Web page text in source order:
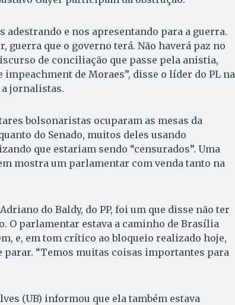
adestrando e nos apresentando para a guerra.
guerra que o governo terá. Não haverá paz no
de conciliação que passe pela anistia,
de Moraes”, disse o líder do PL na
a jornalistas.
bolsonaristas ocuparam as mesas da
do Senado, muitos deles usando
que estariam sendo “censurados”. Uma
mostra um parlamentar com venda tanto na
do Baldy, do PP, foi um que disse não ter
O parlamentar estava a caminho de Brasília
e, em tom crítico ao bloqueio realizado hoje,
parar. “Temos muitas coisas importantes para
(UB) informou que ela também estava